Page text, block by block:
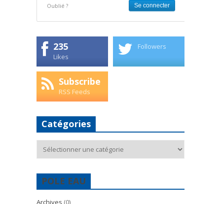
Oublié ?
235
Likes
Followers
Subscribe
RSS Feeds
Catégories
POLE EAU
Archives (0)